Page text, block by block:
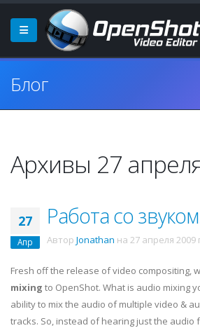
Блог
Архивы 27
27
Апр
Работа со
Автор Jonathan на 27 апреля 2009
Fresh off the release of video compositing,
mixing to OpenShot. What is audio mixing
ability to mix the audio of multiple video &
tracks. So, instead of hearing just the audio